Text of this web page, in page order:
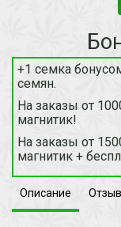
+1 семка
семян.
На заказы от
магнитик!
На заказы от
магнитик +
Описание